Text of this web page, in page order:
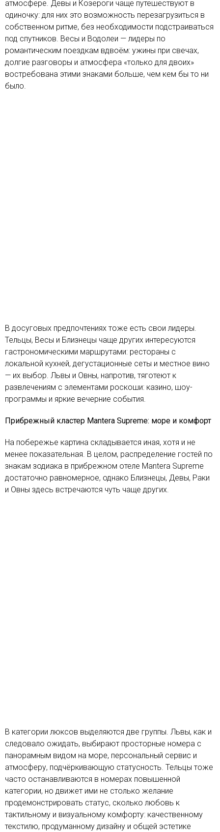
атмосфере. Девы и Козероги чаще путешествуют в
одиночку: для них это возможность перезагрузиться в
собственном ритме, без необходимости подстраиваться
под спутников. Весы и Водолеи — лидеры по
романтическим поездкам вдвоём: ужины при свечах,
долгие разговоры и атмосфера «только для двоих»
востребована этими знаками больше, чем кем бы то ни
было.
В досуговых предпочтениях тоже есть свои лидеры.
Тельцы, Весы и Близнецы чаще других интересуются
гастрономическими маршрутами: рестораны с
локальной кухней, дегустационные сеты и местное вино
— их выбор. Львы и Овны, напротив, тяготеют к
развлечениям с элементами роскоши: казино, шоу-
программы и яркие вечерние события.
Прибрежный кластер Mantera Supreme: море и комфорт
На побережье картина складывается иная, хотя и не
менее показательная. В целом, распределение гостей по
знакам зодиака в прибрежном отеле Mantera Supreme
достаточно равномерное, однако Близнецы, Девы, Раки
и Овны здесь встречаются чуть чаще других.
В категории люксов выделяются две группы. Львы, как и
следовало ожидать, выбирают просторные номера с
панорамным видом на море, персональный сервис и
атмосферу, подчёркивающую статусность. Тельцы тоже
часто останавливаются в номерах повышенной
категории, но движет ими не столько желание
продемонстрировать статус, сколько любовь к
тактильному и визуальному комфорту: качественному
текстилю, продуманному дизайну и общей эстетике